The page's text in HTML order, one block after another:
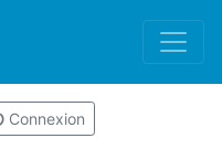
Connexion